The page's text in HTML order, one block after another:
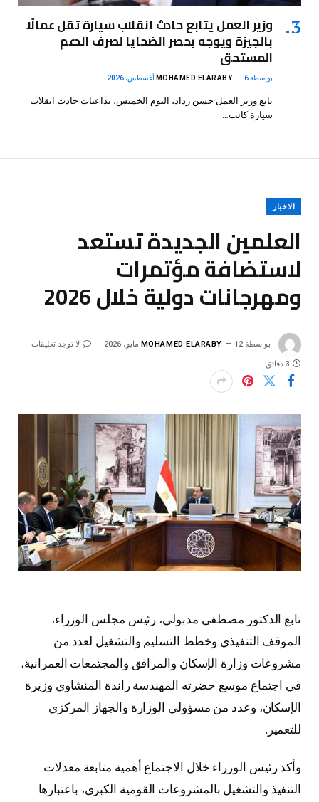
وزير العمل يتابع حادث انقلاب سيارة تقل عمالًا
بالجيزة ويوجه بحصر الضحايا لصرف الدعم
المستحق
بواسطة MOHAMED ELARABY 6 أغسطس، 2026
تابع وزير العمل حسن رداد، اليوم الخميس، تداعيات حادث انقلاب
سيارة كانت…
الاخبار
العلمين الجديدة تستعد
لاستضافة مؤتمرات
ومهرجانات دولية خلال 2026
بواسطة MOHAMED ELARABY 12 مايو، 2026 لا توجد تعليقات
3 دقائق
تابع الدكتور مصطفى مدبولي، رئيس مجلس الوزراء،
الموقف التنفيذي وخطط التسليم والتشغيل لعدد من
مشروعات وزارة الإسكان والمرافق والمجتمعات العمرانية،
في اجتماع موسع حضرته المهندسة راندة المنشاوي وزيرة
الإسكان، وعدد من مسؤولي الوزارة والجهاز المركزي
للتعمير.
وأكد رئيس الوزراء خلال الاجتماع أهمية متابعة معدلات
التنفيذ والتشغيل بالمشروعات القومية الكبرى، باعتبارها